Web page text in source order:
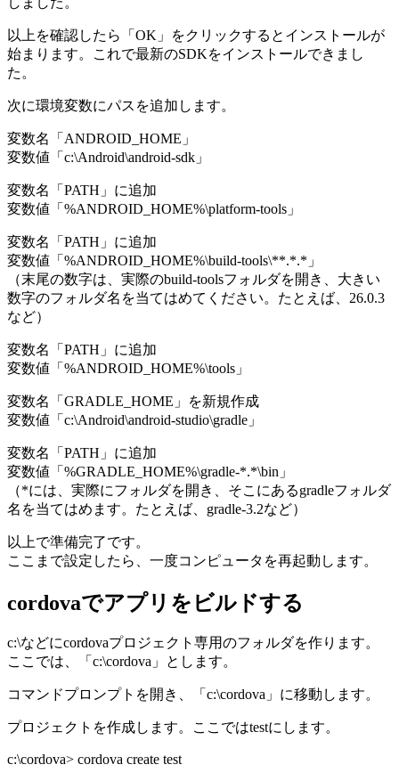
以上を確認したら「OK」をクリックするとインストールが
始まります。これで最新のSDKをインストールできまし
た。
次に環境変数にパスを追加します。
変数名「ANDROID_HOME」
変数値「c:\Android\android-sdk」
変数名「PATH」に追加
変数値「%ANDROID_HOME%\platform-tools」
変数名「PATH」に追加
変数値「%ANDROID_HOME%\build-tools\**.*.*」
（末尾の数字は、実際のbuild-toolsフォルダを開き、大きい
数字のフォルダ名を当てはめてください。たとえば、26.0.3
など）
変数名「PATH」に追加
変数値「%ANDROID_HOME%\tools」
変数名「GRADLE_HOME」を新規作成
変数値「c:\Android\android-studio\gradle」
変数名「PATH」に追加
変数値「%GRADLE_HOME%\gradle-*.*\bin」
（*には、実際にフォルダを開き、そこにあるgradleフォルダ
名を当てはめます。たとえば、gradle-3.2など）
以上で準備完了です。
ここまで設定したら、一度コンピュータを再起動します。
cordovaでアプリをビルドする
c:\などにcordovaプロジェクト専用のフォルダを作ります。
ここでは、「c:\cordova」とします。
コマンドプロンプトを開き、「c:\cordova」に移動します。
プロジェクトを作成します。ここではtestにします。
c:\cordova> cordova create test